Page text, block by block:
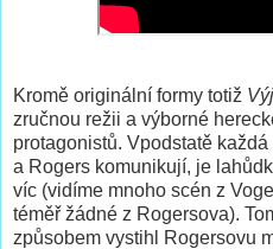
Kromě originální formy totiž
zručnou režii a výborné
protagonistů. Vpodstatě
a Rogers komunikují, je
víc (vidíme mnoho scén z
téměř žádné z Rogersova).
způsobem vystihl Rogersovu